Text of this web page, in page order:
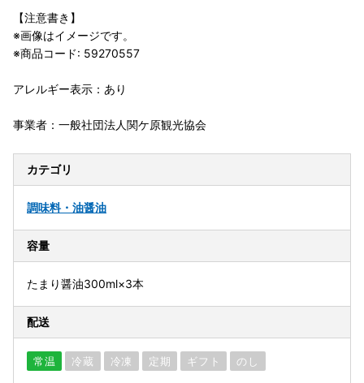
【注意書き】
※画像はイメージです。
※商品コード: 59270557
アレルギー表示：あり
事業者：一般社団法人関ケ原観光協会
カテゴリ
調味料・油醤油
容量
たまり醤油300ml×3本
配送
常温 冷蔵 冷凍 定期 ギフト のし